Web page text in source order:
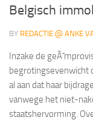
Belgisch
BY REDACTIE @ ANKE
Inzake de
begrotingsevenwicht
al aan dat haar
vanwege het niet-
staatshervorming.